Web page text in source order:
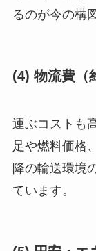
るのが今の構
(4) 物流費（
運ぶコストも
足や燃料価格
降の輸送環境
ています。